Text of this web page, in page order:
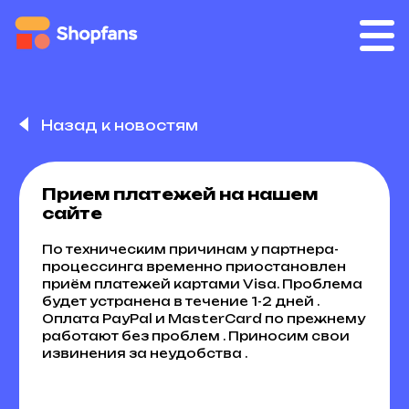
Назад к новостям
Прием платежей на нашем
сайте
По техническим причинам у партнера-
процессинга временно приостановлен
приём платежей картами Visa. Проблема
будет устранена в течение 1-2 дней .
Оплата PayPal и MasterCard по прежнему
работают без проблем . Приносим свои
извинения за неудобства .